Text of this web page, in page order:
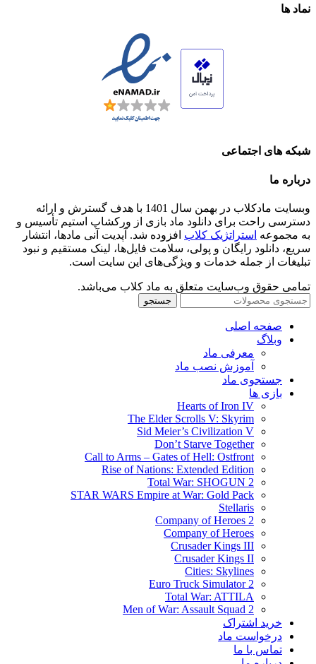
نماد ها
شبکه های اجتماعی
درباره ما
وبسایت مادکلاب در بهمن سال 1401 با هدف گسترش و ارائه
دسترسی راحت برای دانلود ماد بازی از ورکشاپ استیم تأسیس و
به مجموعه استراتژیک کلاب افزوده شد. آپدیت آنی مادها، انتشار
سریع، دانلود رایگان و پولی، سلامت فایل‌ها، لینک مستقیم و نبود
تبلیغات از جمله خدمات و ویژگی‌های این سایت است.
تمامی حقوق وب‌سایت متعلق به ماد کلاب می‌باشد.
جستجو
صفحه اصلی
وبلاگ
معرفی ماد
آموزش نصب ماد
جستجوی ماد
بازی ها
Hearts of Iron IV
The Elder Scrolls V: Skyrim
Sid Meier’s Civilization V
Don’t Starve Together
Call to Arms – Gates of Hell: Ostfront
Rise of Nations: Extended Edition
Total War: SHOGUN 2
STAR WARS Empire at War: Gold Pack
Stellaris
Company of Heroes 2
Company of Heroes
Crusader Kings III
Crusader Kings II
Cities: Skylines
Euro Truck Simulator 2
Total War: ATTILA
Men of War: Assault Squad 2
خرید اشتراک
درخواست ماد
تماس با ما